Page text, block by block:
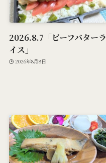
2026.8.7「ビーフバターラ
イス」
2026年8月8日